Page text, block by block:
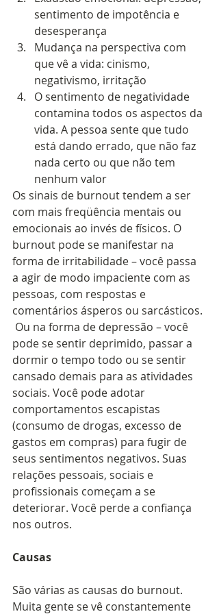
sentimento de impotência e
desesperança
Mudança na perspectiva com
que vê a vida: cinismo,
negativismo, irritação
O sentimento de negatividade
contamina todos os aspectos da
vida. A pessoa sente que tudo
está dando errado, que não faz
nada certo ou que não tem
nenhum valor
Os sinais de burnout tendem a ser
com mais freqüência mentais ou
emocionais ao invés de físicos. O
burnout pode se manifestar na
forma de irritabilidade – você passa
a agir de modo impaciente com as
pessoas, com respostas e
comentários ásperos ou sarcásticos.
Ou na forma de depressão – você
pode se sentir deprimido, passar a
dormir o tempo todo ou se sentir
cansado demais para as atividades
sociais. Você pode adotar
comportamentos escapistas
(consumo de drogas, excesso de
gastos em compras) para fugir de
seus sentimentos negativos. Suas
relações pessoais, sociais e
profissionais começam a se
deteriorar. Você perde a confiança
nos outros.
Causas
São várias as causas do burnout.
Muita gente se vê constantemente